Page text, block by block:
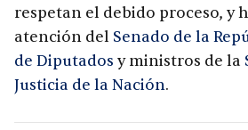
respetan el debido proceso, y
atención del Senado de la
de Diputados y ministros de la
Justicia de la Nación.